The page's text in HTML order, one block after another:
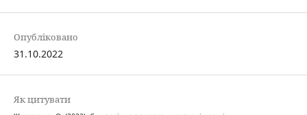
Опубліковано
31.10.2022
Як цитувати